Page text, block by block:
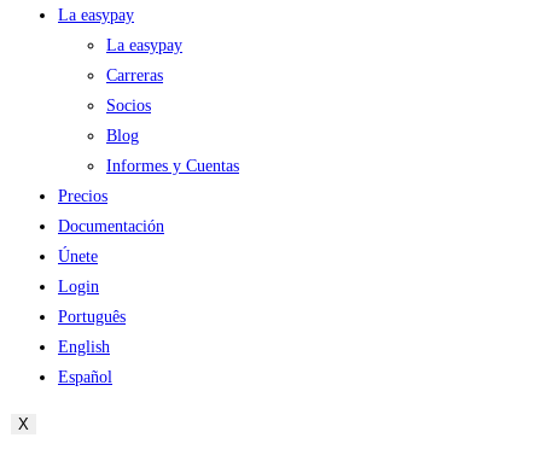
La easypay
La easypay
Carreras
Socios
Blog
Informes y Cuentas
Precios
Documentación
Únete
Login
Português
English
Español
X